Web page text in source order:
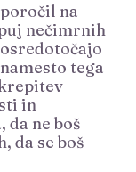
na
nečimrnih
tega
in
da ne boš
da se boš